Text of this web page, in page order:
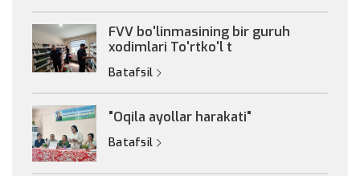
FVV bo'linmasining bir guruh
xodimlari To'rtko'l t
Batafsil
"Oqila ayollar harakati"
Batafsil